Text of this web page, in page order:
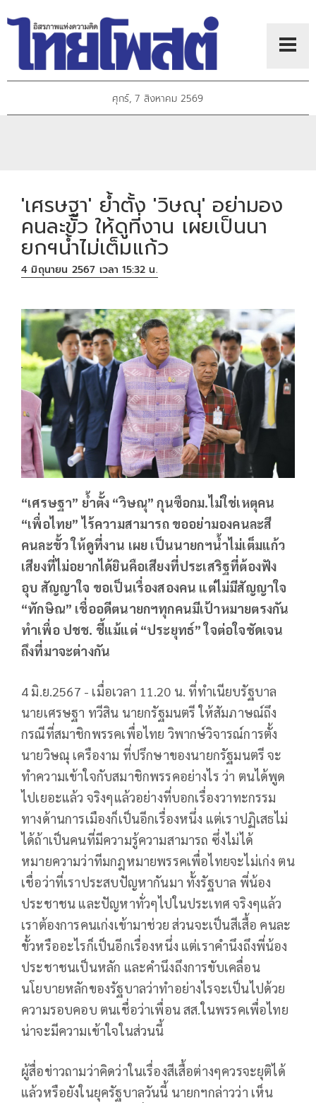
ศุกร์, 7 สิงหาคม 2569
'เศรษฐา' ย้ำตั้ง 'วิษณุ' อย่ามอง
คนละขั้ว ให้ดูที่งาน เผยเป็นนา
ยกฯน้ำไม่เต็มแก้ว
4 มิถุนายน 2567 เวลา 15:32 น.
“เศรษฐา” ย้ำตั้ง “วิษณุ” กุนซือกม.ไม่ใช่เหตุคน
“เพื่อไทย” ไร้ความสามารถ ขออย่ามองคนละสี
คนละขั้ว ให้ดูที่งาน เผย เป็นนายกฯน้ำไม่เต็มแก้ว
เสียงที่ไม่อยากได้ยินคือเสียงที่ประเสริฐที่ต้องฟัง
อุบ สัญญาใจ ขอเป็นเรื่องสองคน แต่ไม่มีสัญญาใจ
“ทักษิณ” เชื่ออดีตนายกฯทุกคนมีเป้าหมายตรงกัน
ทำเพื่อ ปชช. ชี้แม้แต่ “ประยุทธ์” ใจต่อใจชัดเจน
ถึงที่มาจะต่างกัน
4 มิ.ย.2567 - เมื่อเวลา 11.20 น. ที่ทำเนียบรัฐบาล
นายเศรษฐา ทวีสิน นายกรัฐมนตรี ให้สัมภาษณ์ถึง
กรณีที่สมาชิกพรรคเพื่อไทย วิพากษ์วิจารณ์การตั้ง
นายวิษณุ เครืองาม ที่ปรึกษาของนายกรัฐมนตรี จะ
ทำความเข้าใจกับสมาชิกพรรคอย่างไร ว่า ตนได้พูด
ไปเยอะแล้ว จริงๆแล้วอย่างที่บอกเรื่องวาทะกรรม
ทางด้านการเมืองก็เป็นอีกเรื่องหนึ่ง แต่เราปฏิเสธไม่
ได้ถ้าเป็นคนที่มีความรู้ความสามารถ ซึ่งไม่ได้
หมายความว่าทีมกฎหมายพรรคเพื่อไทยจะไม่เก่ง ตน
เชื่อว่าที่เราประสบปัญหากันมา ทั้งรัฐบาล พี่น้อง
ประชาชน และปัญหาทั่วๆไปในประเทศ จริงๆแล้ว
เราต้องการคนเก่งเข้ามาช่วย ส่วนจะเป็นสีเสื้อ คนละ
ขั้วหรืออะไรก็เป็นอีกเรื่องหนึ่ง แต่เราคำนึงถึงพี่น้อง
ประชาชนเป็นหลัก และคำนึงถึงการขับเคลื่อน
นโยบายหลักของรัฐบาลว่าทำอย่างไรจะเป็นไปด้วย
ความรอบคอบ ตนเชื่อว่าเพื่อน สส.ในพรรคเพื่อไทย
น่าจะมีความเข้าใจในส่วนนี้
ผู้สื่อข่าวถามว่าคิดว่าในเรื่องสีเสื้อต่างๆควรจะยุติได้
แล้วหรือยังในยุครัฐบาลวันนี้ นายกฯกล่าวว่า เห็น